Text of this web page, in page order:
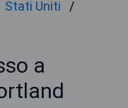
Stati Uniti
a